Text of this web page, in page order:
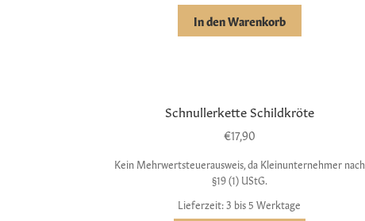
In den Warenkorb
Schnullerkette Schildkröte
€17,90
Kein Mehrwertsteuerausweis, da Kleinunternehmer nach
§19 (1) UStG.
Lieferzeit: 3 bis 5 Werktage